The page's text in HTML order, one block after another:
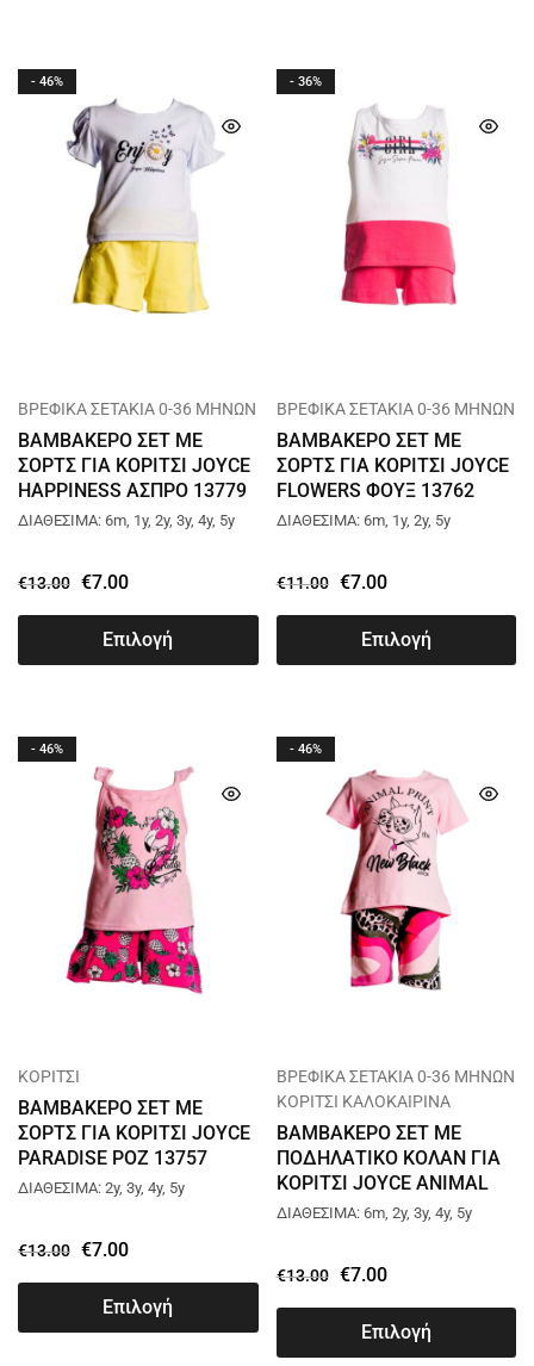
- 46%
ΒΡΕΦΙΚΑ ΣΕΤΑΚΙΑ 0-36 ΜΗΝΩΝ
ΒΑΜΒΑΚΕΡΟ ΣΕΤ ΜΕ
ΣΟΡΤΣ ΓΙΑ ΚΟΡΙΤΣΙ JOYCE
HAPPINESS ΑΣΠΡΟ 13779
ΔΙΑΘΕΣΙΜΑ: 6m, 1y, 2y, 3y, 4y, 5y
€13.00 €7.00
Επιλογή
- 36%
ΒΡΕΦΙΚΑ ΣΕΤΑΚΙΑ 0-36 ΜΗΝΩΝ
ΒΑΜΒΑΚΕΡΟ ΣΕΤ ΜΕ
ΣΟΡΤΣ ΓΙΑ ΚΟΡΙΤΣΙ JOYCE
FLOWERS ΦΟΥΞ 13762
ΔΙΑΘΕΣΙΜΑ: 6m, 1y, 2y, 5y
€11.00 €7.00
Επιλογή
- 46%
ΚΟΡΙΤΣΙ
ΒΑΜΒΑΚΕΡΟ ΣΕΤ ΜΕ
ΣΟΡΤΣ ΓΙΑ ΚΟΡΙΤΣΙ JOYCE
PARADISE ΡΟΖ 13757
ΔΙΑΘΕΣΙΜΑ: 2y, 3y, 4y, 5y
€13.00 €7.00
Επιλογή
- 46%
ΒΡΕΦΙΚΑ ΣΕΤΑΚΙΑ 0-36 ΜΗΝΩΝ
ΚΟΡΙΤΣΙ ΚΑΛΟΚΑΙΡΙΝΑ
ΒΑΜΒΑΚΕΡΟ ΣΕΤ ΜΕ
ΠΟΔΗΛΑΤΙΚΟ ΚΟΛΑΝ ΓΙΑ
ΚΟΡΙΤΣΙ JOYCE ANIMAL
PRINT ΡΟΖ 13748
ΔΙΑΘΕΣΙΜΑ: 6m, 2y, 3y, 4y, 5y
€13.00 €7.00
Επιλογή